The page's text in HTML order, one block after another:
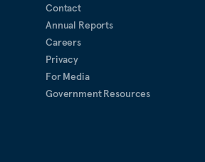
Contact
Annual Reports
Careers
Privacy
For Media
Government Resources